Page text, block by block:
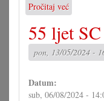
Pročitaj već
Centar.art:
Tisja
Kljaković
55 ljet
pon, 13/05/2024 -
Datum:
sub, 06/08/2024 -